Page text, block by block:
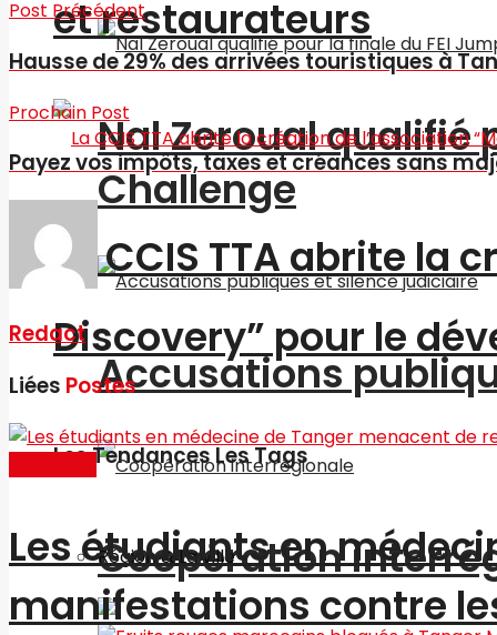
Nal Zeroual qualifié
Challenge
Accusations
Coopération
et restaurateurs
La CCIS TTA abrite la
Discovery” pour le
Les Tendances Les Tags
Région & La ville
Post Précédent
Hausse de 29% des arrivées touristiques à
Prochain Post
Payez vos impôts, taxes et créances sans
Redact
Liées Postes
Les étudiants en
manifestations contre